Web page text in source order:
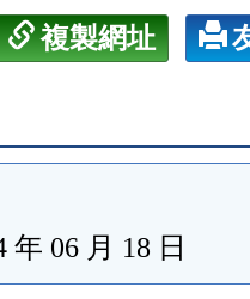
複製網址
年 06 月 18 日